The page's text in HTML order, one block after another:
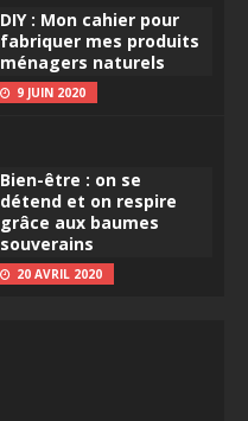
DIY : Mon cahier pour
fabriquer mes produits
ménagers naturels
9 JUIN 2020
Bien-être : on se
détend et on respire
grâce aux baumes
souverains
20 AVRIL 2020